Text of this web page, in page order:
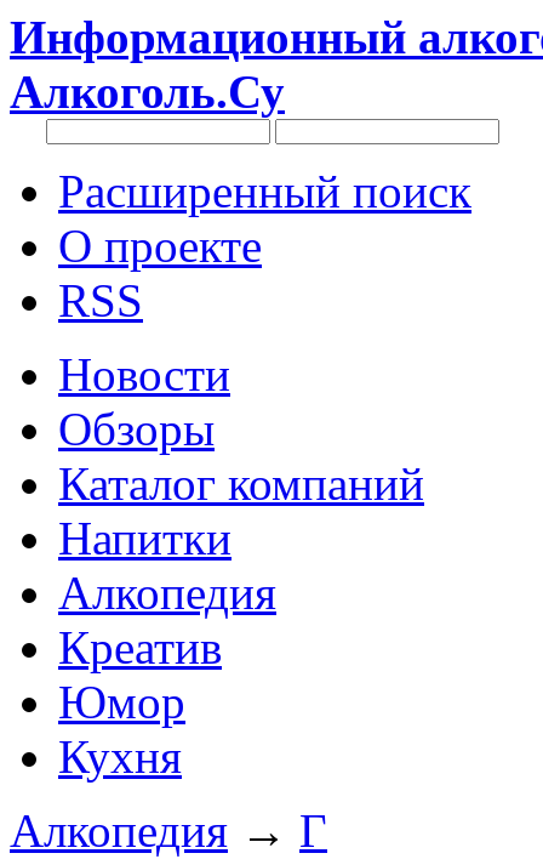
Информационный
Алкоголь.Су
Расширенный поиск
О проекте
RSS
Новости
Обзоры
Каталог компаний
Напитки
Алкопедия
Креатив
Юмор
Кухня
Алкопедия → Г